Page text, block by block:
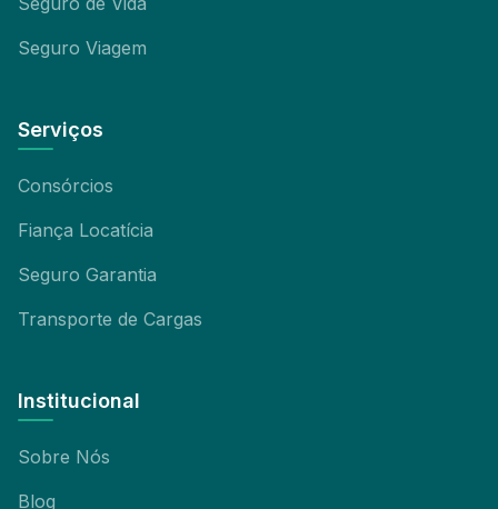
Seguro Viagem
Serviços
Consórcios
Fiança Locatícia
Seguro Garantia
Transporte de Cargas
Institucional
Sobre Nós
Blog